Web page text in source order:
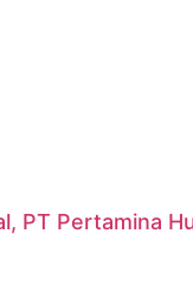
PT Pertamina